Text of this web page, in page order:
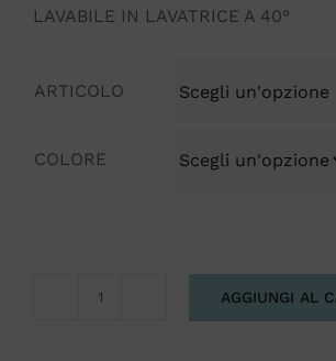
LAVABILE IN LAVATRICE A 40°
ARTICOLO
COLORE
AGGIUNGI AL